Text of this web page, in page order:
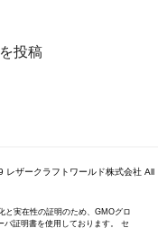
投稿
ザークラフトワールド株式会社 All
と実在性の証明のため、GMOグロ
バ証明書を使用しております。 セ